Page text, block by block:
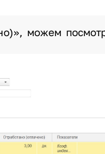
можем
дней.